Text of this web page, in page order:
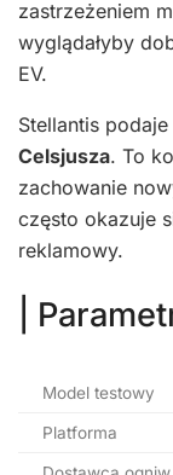
zastrzeżeniem
wyglądałyby
EV.
Stellantis
Celsjusza. To
zachowanie
często okazuje
reklamowy.
|
Model testowy
Platforma